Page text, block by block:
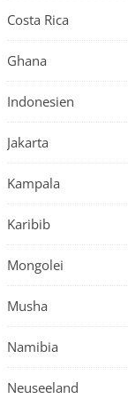
Costa Rica
Ghana
Indonesien
Jakarta
Kampala
Karibib
Mongolei
Musha
Namibia
Neuseeland